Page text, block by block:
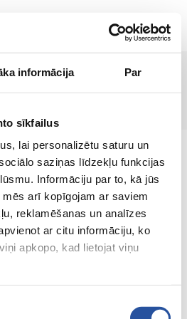
informācija Par
sīkfailus
lai personalizētu saturu un
saziņas līdzekļu funkcijas
Informāciju par to, kā jūs
arī kopīgojam ar saviem
reklamēšanas un analīzes
ar citu informāciju, ko
apkopo, kad lietojat viņu
EN
not found!
great prices and quality
satisfaction is our
your home and